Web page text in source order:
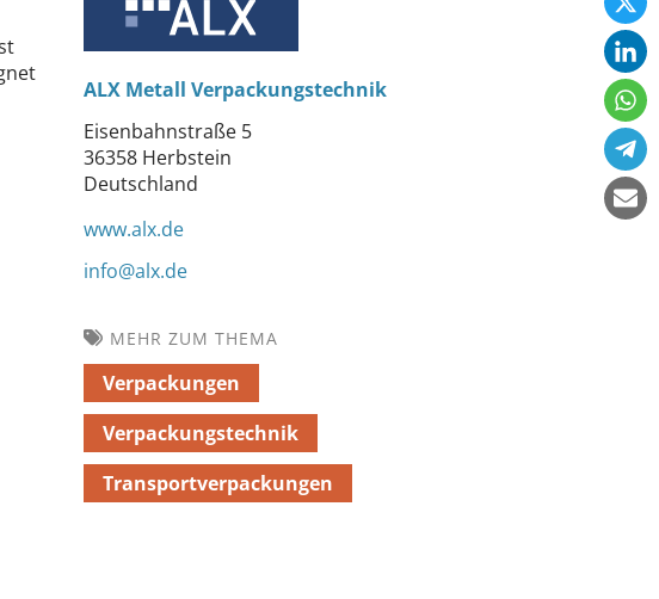
ALX Metall Verpackungstechnik
Eisenbahnstraße 5
36358 Herbstein
Deutschland
www.alx.de
info@alx.de
MEHR ZUM THEMA
Verpackungen
Verpackungstechnik
Transportverpackungen